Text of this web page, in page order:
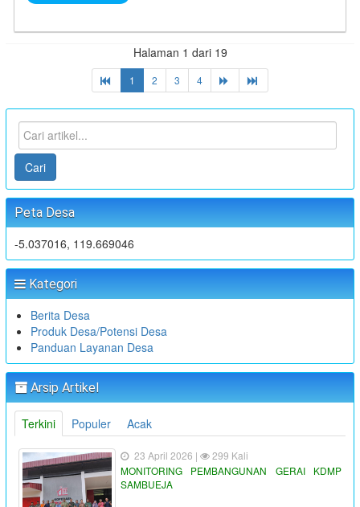
Halaman 1 dari 19
1 2 3 4
Cari
Peta Desa
-5.037016, 119.669046
Kategori
Berita Desa
Produk Desa/Potensi Desa
Panduan Layanan Desa
Arsip Artikel
Terkini Populer Acak
23 April 2026 |
299 Kali
MONITORING PEMBANGUNAN GERAI KDMP
SAMBUEJA